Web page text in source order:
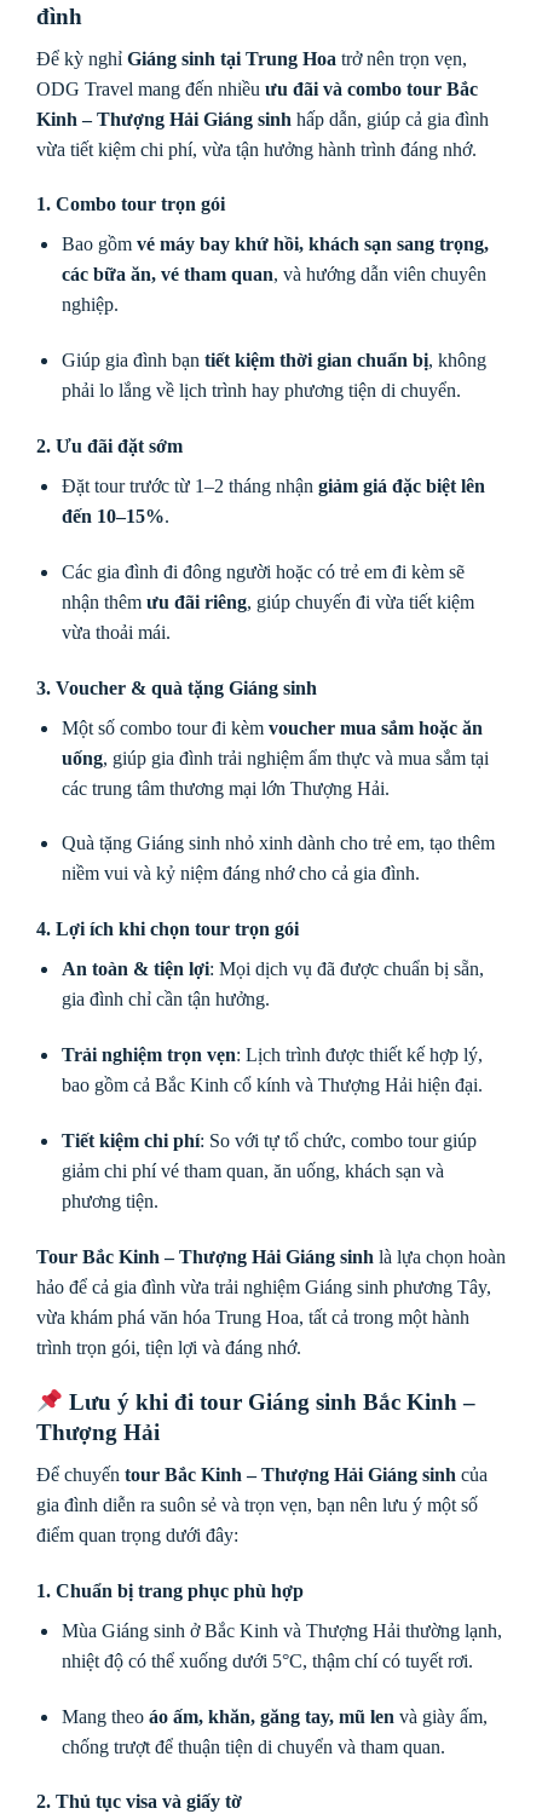
đình
Để kỳ nghỉ Giáng sinh tại Trung Hoa trở nên trọn vẹn,
ODG Travel mang đến nhiều ưu đãi và combo tour Bắc
Kinh – Thượng Hải Giáng sinh hấp dẫn, giúp cả gia đình
vừa tiết kiệm chi phí, vừa tận hưởng hành trình đáng nhớ.
1. Combo tour trọn gói
Bao gồm vé máy bay khứ hồi, khách sạn sang trọng,
các bữa ăn, vé tham quan, và hướng dẫn viên chuyên
nghiệp.
Giúp gia đình bạn tiết kiệm thời gian chuẩn bị, không
phải lo lắng về lịch trình hay phương tiện di chuyển.
2. Ưu đãi đặt sớm
Đặt tour trước từ 1–2 tháng nhận giảm giá đặc biệt lên
đến 10–15%.
Các gia đình đi đông người hoặc có trẻ em đi kèm sẽ
nhận thêm ưu đãi riêng, giúp chuyến đi vừa tiết kiệm
vừa thoải mái.
3. Voucher & quà tặng Giáng sinh
Một số combo tour đi kèm voucher mua sắm hoặc ăn
uống, giúp gia đình trải nghiệm ẩm thực và mua sắm tại
các trung tâm thương mại lớn Thượng Hải.
Quà tặng Giáng sinh nhỏ xinh dành cho trẻ em, tạo thêm
niềm vui và kỷ niệm đáng nhớ cho cả gia đình.
4. Lợi ích khi chọn tour trọn gói
An toàn & tiện lợi: Mọi dịch vụ đã được chuẩn bị sẵn,
gia đình chỉ cần tận hưởng.
Trải nghiệm trọn vẹn: Lịch trình được thiết kế hợp lý,
bao gồm cả Bắc Kinh cổ kính và Thượng Hải hiện đại.
Tiết kiệm chi phí: So với tự tổ chức, combo tour giúp
giảm chi phí vé tham quan, ăn uống, khách sạn và
phương tiện.
Tour Bắc Kinh – Thượng Hải Giáng sinh là lựa chọn hoàn
hảo để cả gia đình vừa trải nghiệm Giáng sinh phương Tây,
vừa khám phá văn hóa Trung Hoa, tất cả trong một hành
trình trọn gói, tiện lợi và đáng nhớ.
Lưu ý khi đi tour Giáng sinh Bắc Kinh –
Thượng Hải
Để chuyến tour Bắc Kinh – Thượng Hải Giáng sinh của
gia đình diễn ra suôn sẻ và trọn vẹn, bạn nên lưu ý một số
điểm quan trọng dưới đây:
1. Chuẩn bị trang phục phù hợp
Mùa Giáng sinh ở Bắc Kinh và Thượng Hải thường lạnh,
nhiệt độ có thể xuống dưới 5°C, thậm chí có tuyết rơi.
Mang theo áo ấm, khăn, găng tay, mũ len và giày ấm,
chống trượt để thuận tiện di chuyển và tham quan.
2. Thủ tục visa và giấy tờ